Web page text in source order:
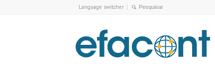
Language switcher